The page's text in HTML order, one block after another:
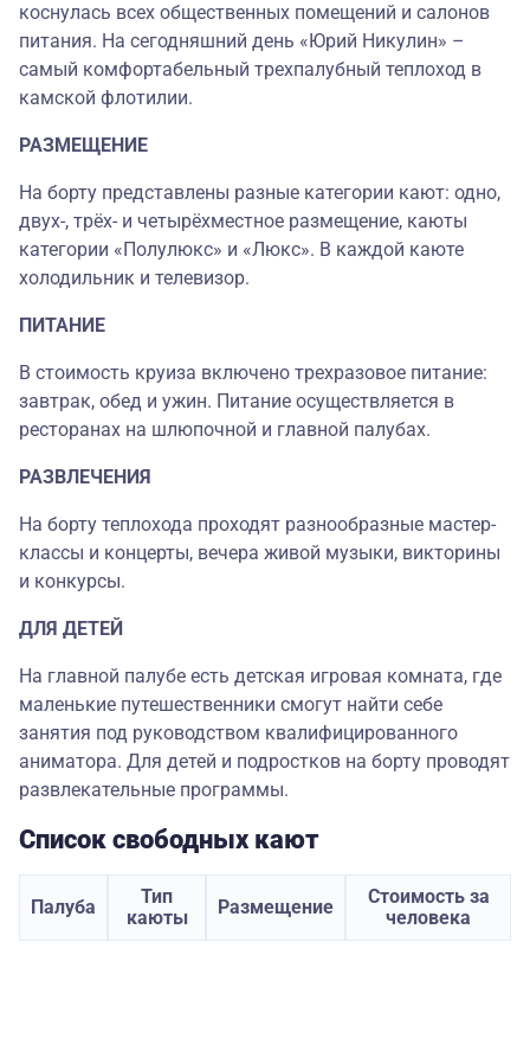
коснулась всех общественных помещений и салонов
питания. На сегодняшний день «Юрий Никулин» –
самый комфортабельный трехпалубный теплоход в
камской флотилии.
РАЗМЕЩЕНИЕ
На борту представлены разные категории кают: одно,
двух-, трёх- и четырёхместное размещение, каюты
категории «Полулюкс» и «Люкс». В каждой каюте
холодильник и телевизор.
ПИТАНИЕ
В стоимость круиза включено трехразовое питание:
завтрак, обед и ужин. Питание осуществляется в
ресторанах на шлюпочной и главной палубах.
РАЗВЛЕЧЕНИЯ
На борту теплохода проходят разнообразные мастер-
классы и концерты, вечера живой музыки, викторины
и конкурсы.
ДЛЯ ДЕТЕЙ
На главной палубе есть детская игровая комната, где
маленькие путешественники смогут найти себе
занятия под руководством квалифицированного
аниматора. Для детей и подростков на борту проводят
развлекательные программы.
Список свободных кают
Палуба
Тип
каюты
Размещение
Стоимость за
человека